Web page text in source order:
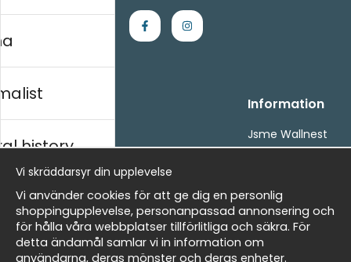
Handla
Villkor
- Returer och återbetalningar
Om cookies
Mina favoriter
Information
Jsme Wallnest
FAQ
Newsletter
history
Vi skräddarsyr din upplevelse
Vi använder cookies för att ge dig en personlig
shoppingupplevelse, personanpassad annonsering och
för hålla våra webbplatser tillförlitliga och säkra. För
detta ändamål samlar vi in information om
användarna, deras mönster och deras enheter.